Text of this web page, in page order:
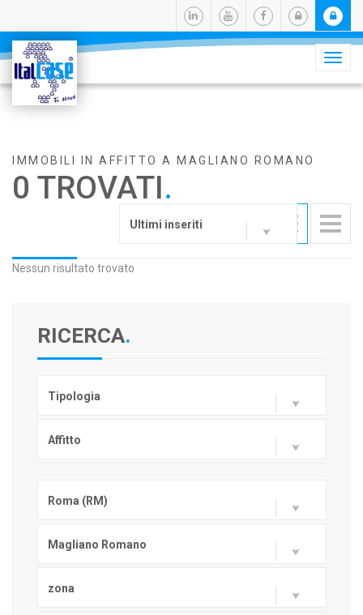
IMMOBILI IN AFFITTO A MAGLIANO ROMANO
0 TROVATI.
Ultimi inseriti
Nessun risultato trovato
RICERCA.
Tipologia
Affitto
Roma (RM)
Magliano Romano
zona